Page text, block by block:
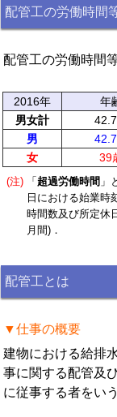
配管工の労働時間
配管工の労働時間
2016年 年
男女計
男
女
39
(注) 「 超過労働時間 」
日における始業時
時間数及び所定休
月間)．
配管工とは
▼仕事の概要
建物における給排
事に関する配管及
に従事する者をいう